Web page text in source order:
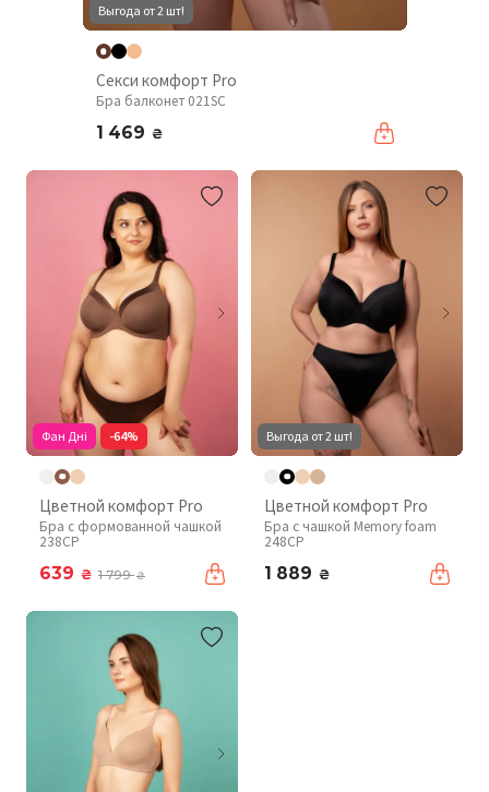
Выгода от 2 шт!
Секси комфорт Pro
Бра балконет 021SC
1 469 ₴
Фан Дні -64%
Цветной комфорт Pro
Бра с формованной чашкой
238CP
639 ₴ 1 799₴
Выгода от 2 шт!
Цветной комфорт Pro
Бра с чашкой Memory foam
248CP
1 889 ₴